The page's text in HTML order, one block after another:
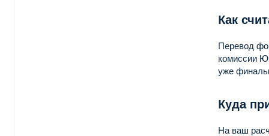
Как
Перевод
комиссии
уже
Куда
На ваш